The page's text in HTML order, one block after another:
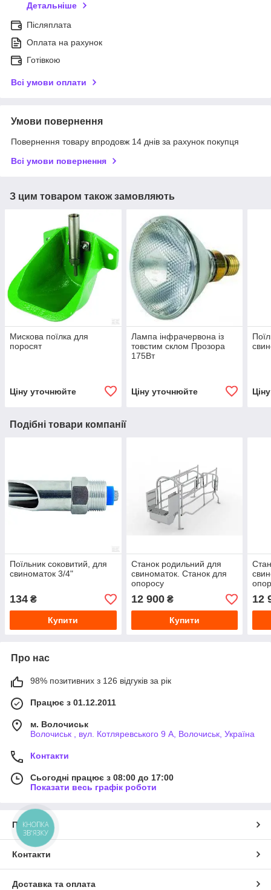
Детальніше
Післяплата
Оплата на рахунок
Готівкою
Всі умови оплати
Умови повернення
Повернення товару впродовж 14 днів за рахунок покупця
Всі умови повернення
З цим товаром також замовляють
Мискова поїлка для
поросят
Ціну уточнюйте
Лампа інфрачервона із
товстим склом Прозора
175Вт
Ціну уточнюйте
Подібні товари компанії
Поїльник соковитий, для
свиноматок 3/4"
134 ₴
Купити
Станок родильний для
свиноматок. Станок для
опоросу
12 900₴
Купити
12
Про нас
98% позитивних з 126 відгуків за рік
Працює з 01.12.2011
м. Волочиськ
Волочиськ , вул. Котляревського 9 А, Волочиськ, Україна
Контакти
Сьогодні працює з 08:00 до 17:00
Показати весь графік роботи
Про нас
Контакти
Доставка та оплата
КНОПКА
ЗВ'ЯЗКУ